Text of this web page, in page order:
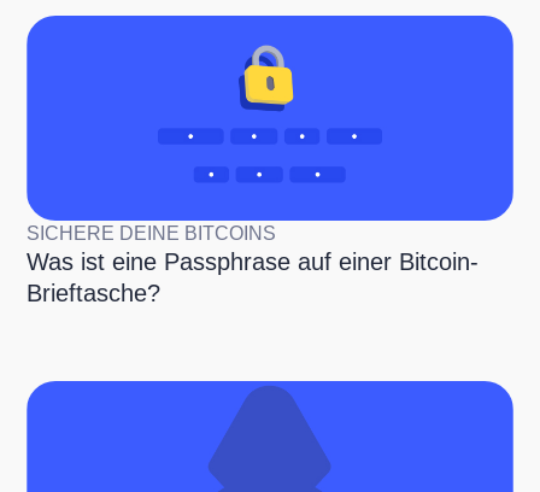
SICHERE DEINE BITCOINS
Was ist eine Passphrase auf einer Bitcoin-
Brieftasche?